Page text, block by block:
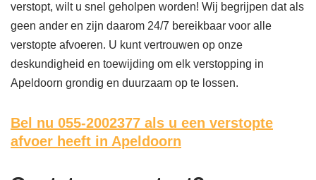
verstopt, wilt u snel geholpen worden! Wij begrijpen dat als
geen ander en zijn daarom 24/7 bereikbaar voor alle
verstopte afvoeren. U kunt vertrouwen op onze
deskundigheid en toewijding om elk verstopping in
Apeldoorn grondig en duurzaam op te lossen.
Bel nu 055-2002377 als u een verstopte
afvoer heeft in Apeldoorn